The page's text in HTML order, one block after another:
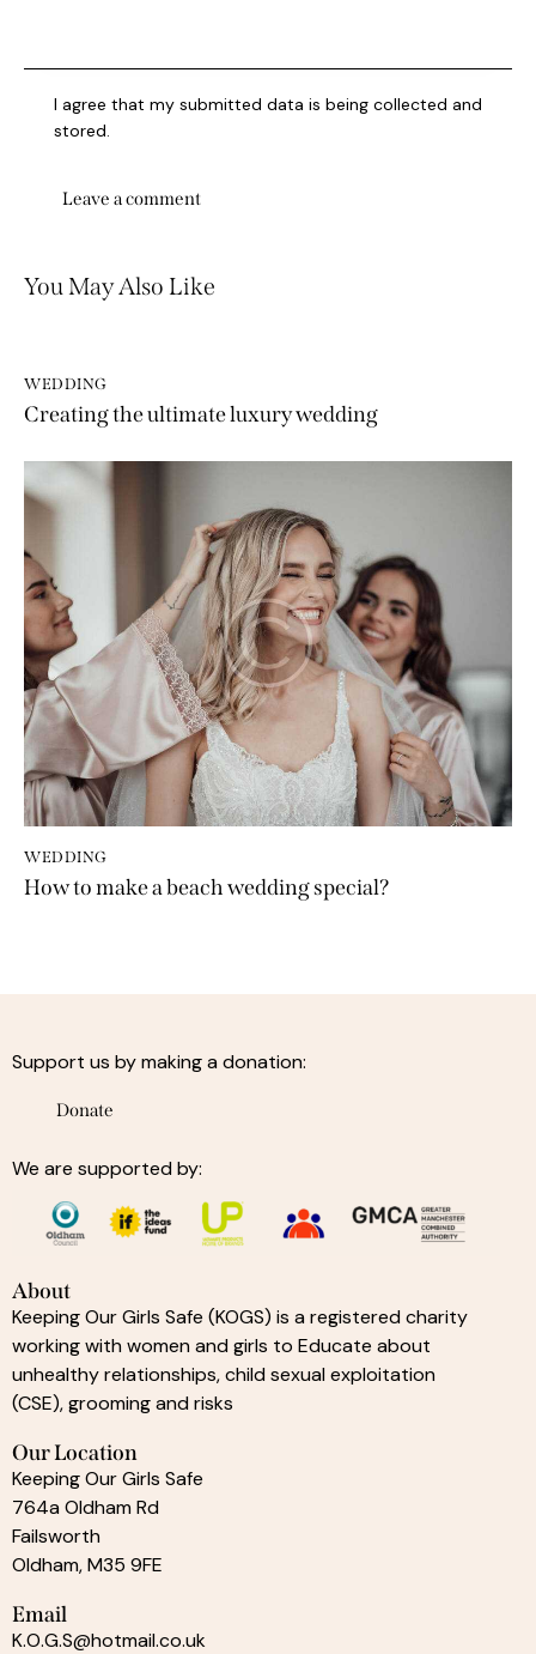
I agree that my submitted data is being collected and
stored.
You May Also Like
WEDDING
Creating the ultimate luxury wedding
WEDDING
How to make a beach wedding special?
Support us by making a donation:
Donate
We are supported by:
About
Keeping Our Girls Safe (KOGS) is a registered charity
working with women and girls to Educate about
unhealthy relationships, child sexual exploitation
(CSE), grooming and risks
Our Location
Keeping Our Girls Safe
764a Oldham Rd
Failsworth
Oldham, M35 9FE
Email
K.O.G.S@hotmail.co.uk